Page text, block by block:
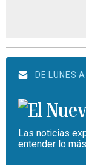
DE LUNES
Las noticias
entender lo